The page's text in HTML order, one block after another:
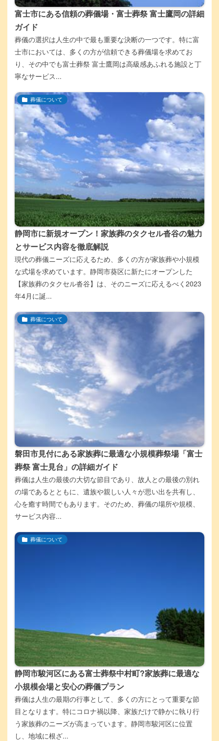
富士市にある信頼の葬儀場・富士葬祭 富士鷹岡の詳細
ガイド
葬儀の選択は人生の中で最も重要な決断の一つです。特に富
士市においては、多くの方が信頼できる葬儀場を求めてお
り、その中でも富士葬祭 富士鷹岡は高級感あふれる施設と丁
寧なサービス...
葬儀について
静岡市に新規オープン！家族葬のタクセル沓谷の魅力
とサービス内容を徹底解説
現代の葬儀ニーズに応えるため、多くの方が家族葬や小規模
な式場を求めています。静岡市葵区に新たにオープンした
【家族葬のタクセル沓谷】は、そのニーズに応えるべく2023
年4月に誕...
葬儀について
磐田市見付にある家族葬に最適な小規模葬祭場「富士
葬祭 富士見台」の詳細ガイド
葬儀は人生の最後の大切な節目であり、故人との最後の別れ
の場であるとともに、遺族や親しい人々が思い出を共有し、
心を癒す時間でもあります。そのため、葬儀の場所や規模、
サービス内容...
葬儀について
静岡市駿河区にある富士葬祭中村町?家族葬に最適な
小規模会場と安心の葬儀プラン
葬儀は人生の最期の行事として、多くの方にとって重要な節
目となります。特にコロナ禍以降、家族だけで静かに執り行
う家族葬のニーズが高まっています。静岡市駿河区に位置
し、地域に根ざ...